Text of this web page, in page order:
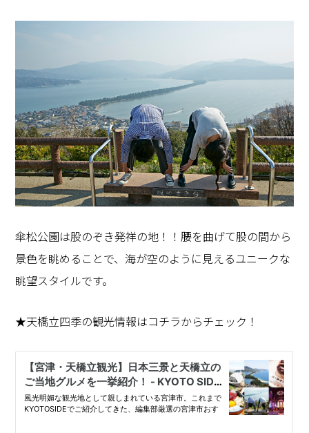
傘松公園は股のぞき発祥の地！！腰を曲げて股の間から
景色を眺めることで、海が空のように見えるユニークな
眺望スタイルです。
★天橋立四季の観光情報はコチラからチェック！